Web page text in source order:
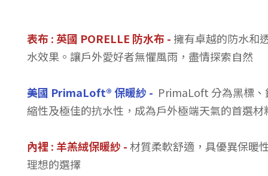
表布 : 英國 PORELLE 防水布 - 擁有卓越的防水和
水效果。讓戶外愛好者無懼風雨，盡情探索自然
美國 PrimaLoft® 保暖紗 - PrimaLoft 分為黑標、
縮性及極佳的抗水性，成為戶外極端天氣的首選材
內裡 : 羊羔絨保暖紗-材質柔軟舒適，具優異保暖
理想的選擇